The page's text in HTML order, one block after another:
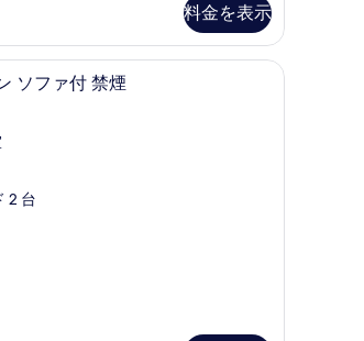
料金を表示
テン、WiFi (無料)スタンダードツイン ソファ付 禁煙 | デスク
ソファ付 禁煙
2 台